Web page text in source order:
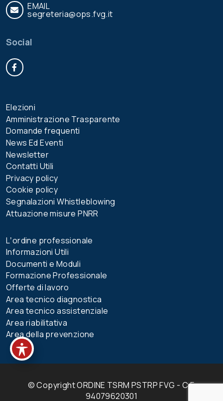
EMAIL
segreteria@ops.fvg.it
Social
Elezioni
Amministrazione Trasparente
Domande frequenti
News Ed Eventi
Newsletter
Contatti Utili
Privacy policy
Cookie policy
Segnalazioni Whistleblowing
Attuazione misure PNRR
Lʼordine professionale
Informazioni Utili
Documenti e Moduli
Formazione Professionale
Offerte di lavoro
Area tecnico diagnostica
Area tecnico assistenziale
Area riabilitativa
Area della prevenzione
© Copyright ORDINE TSRM PSTRP FVG - C.F.
94079620301